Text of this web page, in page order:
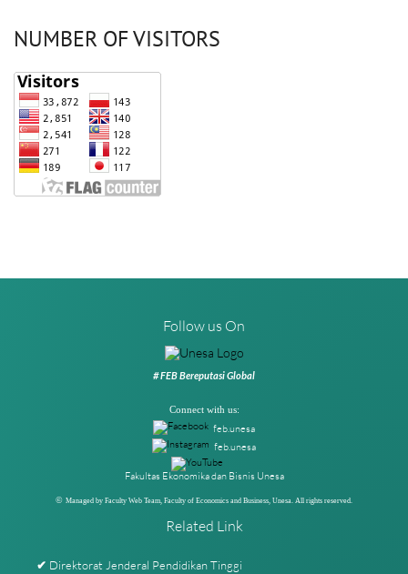
NUMBER OF VISITORS
Follow us On
# FEB Bereputasi Global
Connect with us:
feb.unesa
feb.unesa
Fakultas Ekonomika dan Bisnis Unesa
© Managed by Faculty Web Team, Faculty of Economics and Business, Unesa. All rights reserved.
Related Link
✔ Direktorat Jenderal Pendidikan Tinggi